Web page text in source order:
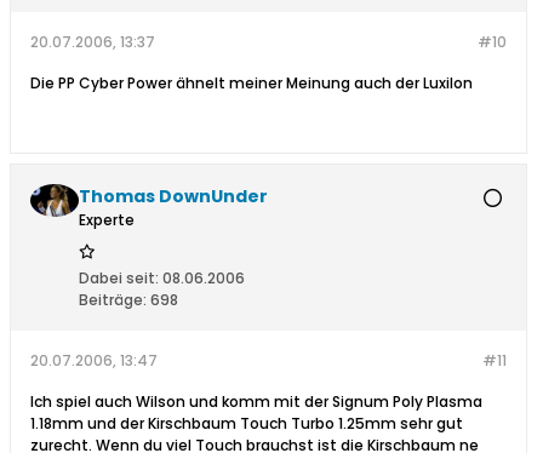
#10
20.07.2006, 13:37
Die PP Cyber Power ähnelt meiner Meinung auch der Luxilon
Thomas DownUnder
Experte
Dabei seit: 08.06.2006
Beiträge: 698
#11
20.07.2006, 13:47
Ich spiel auch Wilson und komm mit der Signum Poly Plasma
1.18mm und der Kirschbaum Touch Turbo 1.25mm sehr gut
zurecht. Wenn du viel Touch brauchst ist die Kirschbaum ne